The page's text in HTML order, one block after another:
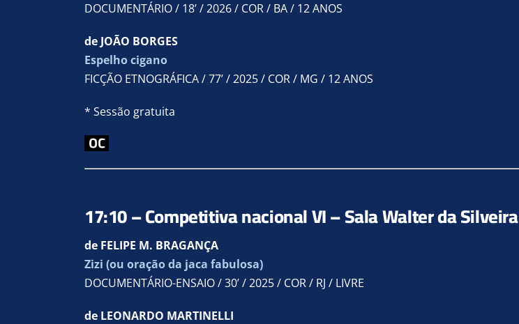
DOCUMENTÁRIO / 18’ / 2026 / COR / BA / 12 ANOS
de JOÃO BORGES
Espelho cigano
FICÇÃO ETNOGRÁFICA / 77’ / 2025 / COR / MG / 12 ANOS
* Sessão gratuita
17:10 – Competitiva nacional VI – Sala Walter da Silveira
de FELIPE M. BRAGANÇA
Zizi (ou oração da jaca fabulosa)
DOCUMENTÁRIO-ENSAIO / 30’ / 2025 / COR / RJ / LIVRE
de LEONARDO MARTINELLI